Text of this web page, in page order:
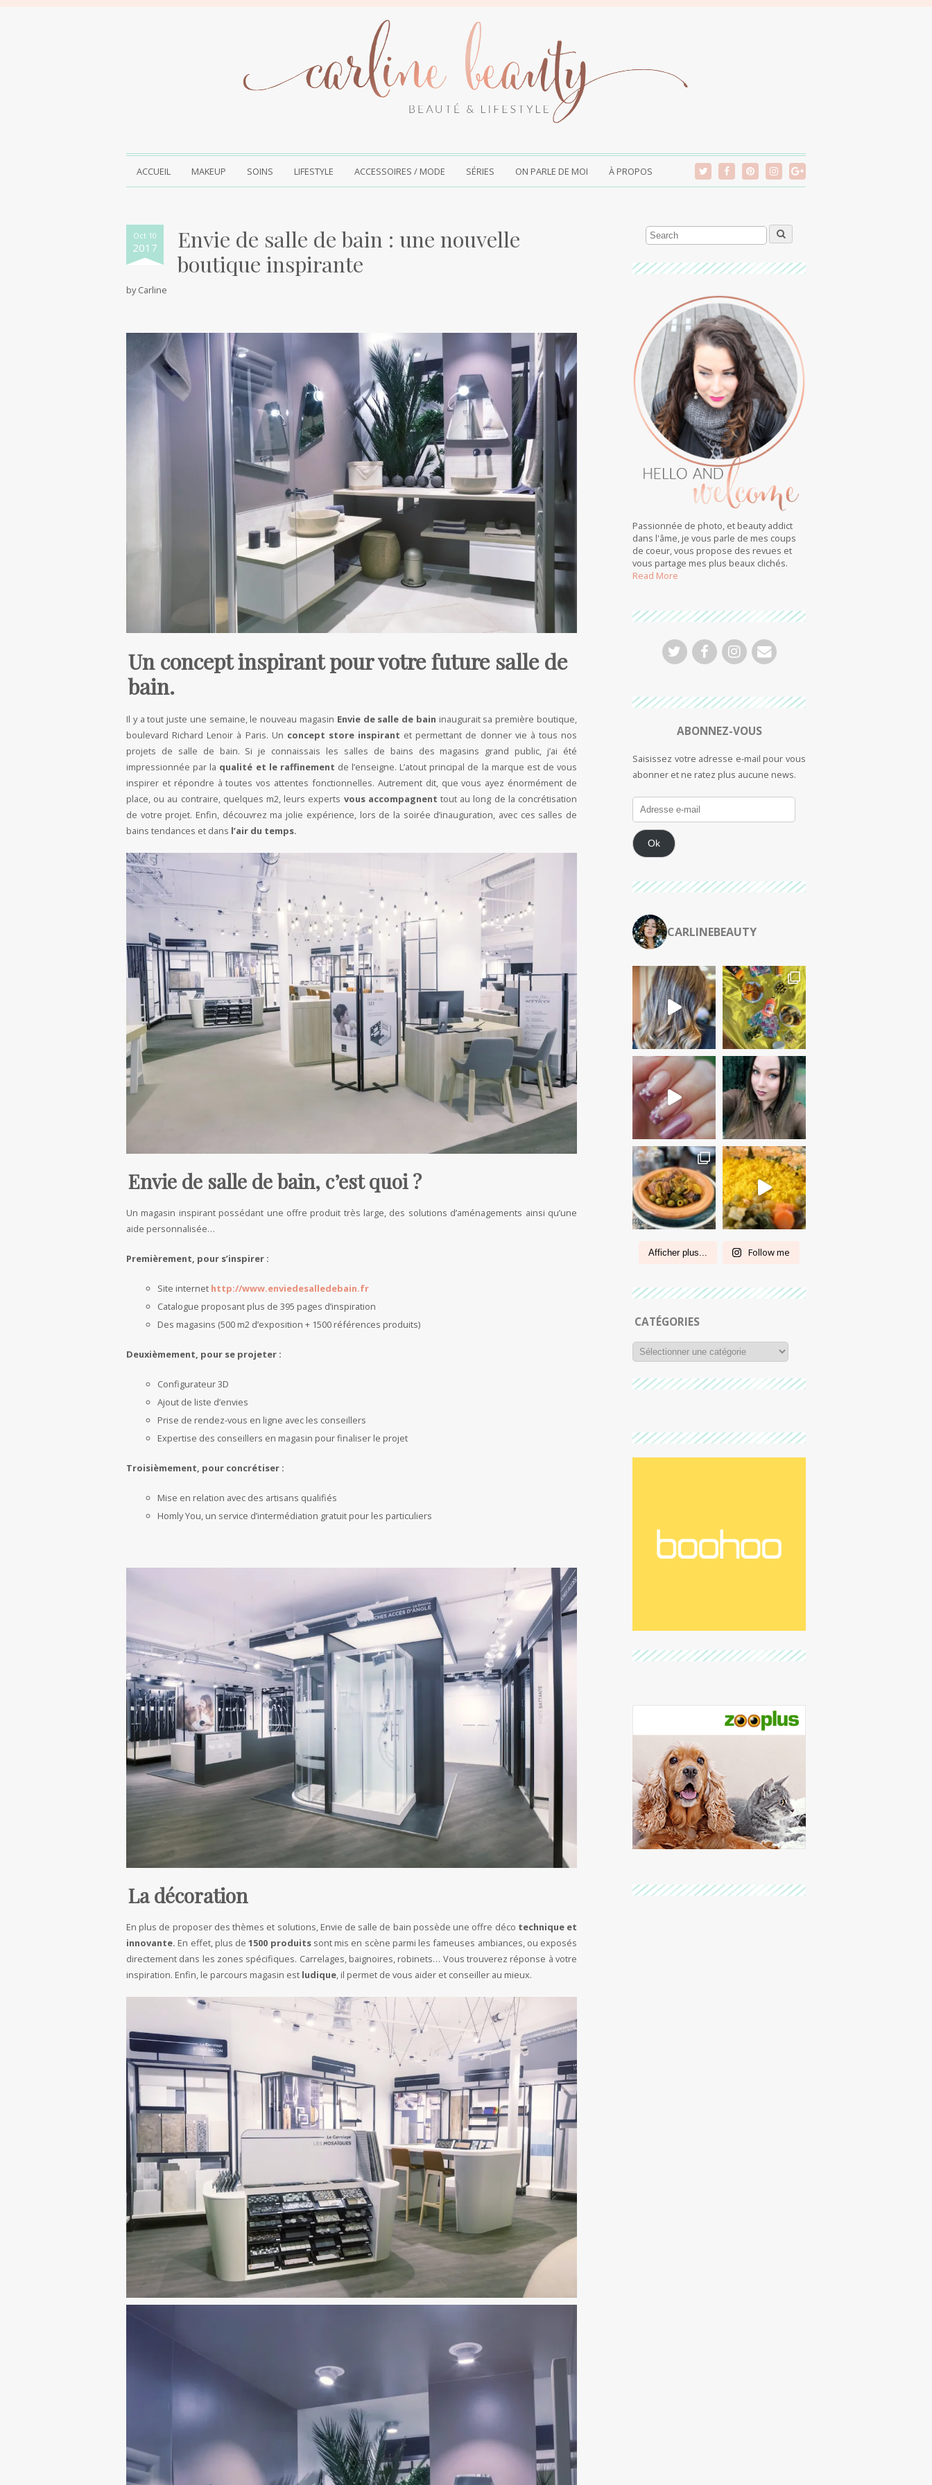
ACCUEIL MAKEUP SOINS LIFESTYLE ACCESSOIRES / MODE SÉRIES ON PARLE DE MOI À PROPOS
Oct 10
2017
Envie de salle de bain : une nouvelle
boutique inspirante
byCarline
Un concept inspirant pour votre future salle de
bain.
Il y a tout juste une semaine, le nouveau magasin Envie de salle de bain inaugurait sa première boutique,
boulevard Richard Lenoir à Paris. Un concept store inspirant et permettant de donner vie à tous nos
projets de salle de bain. Si je connaissais les salles de bains des magasins grand public, j’ai été
impressionnée par la qualité et le raffinement de l’enseigne. L’atout principal de la marque est de vous
inspirer et répondre à toutes vos attentes fonctionnelles. Autrement dit, que vous ayez énormément de
place, ou au contraire, quelques m2, leurs experts vous accompagnent tout au long de la concrétisation
de votre projet. Enfin, découvrez ma jolie expérience, lors de la soirée d’inauguration, avec ces salles de
bains tendances et dans l’air du temps.
Envie de salle de bain, c’est quoi ?
Un magasin inspirant possédant une offre produit très large, des solutions d’aménagements ainsi qu’une
aide personnalisée…
Premièrement, pour s’inspirer :
Site internet http://www.enviedesalledebain.fr
Catalogue proposant plus de 395 pages d’inspiration
Des magasins (500 m2 d’exposition + 1500 références produits)
Deuxièmement, pour se projeter :
Configurateur 3D
Ajout de liste d’envies
Prise de rendez-vous en ligne avec les conseillers
Expertise des conseillers en magasin pour finaliser le projet
Troisièmement, pour concrétiser :
Mise en relation avec des artisans qualifiés
Homly You, un service d’intermédiation gratuit pour les particuliers
La décoration
En plus de proposer des thèmes et solutions, Envie de salle de bain possède une offre déco technique et
innovante. En effet, plus de1500 produitssont mis en scène parmi les fameuses ambiances, ou exposés
directement dans les zones spécifiques. Carrelages, baignoires, robinets… Vous trouverez réponse à votre
inspiration. Enfin, le parcours magasin est ludique, il permet de vous aider et conseiller au mieux.
Passionnée de photo, et beauty addict
dans l'âme, je vous parle de mes coups
de coeur, vous propose des revues et
vous partage mes plus beaux clichés.
Read More
ABONNEZ-VOUS
Saisissez votre adresse e-mail pour vous
abonner et ne ratez plus aucune news.
Ok
CARLINEBEAUTY
Afficher plus... Follow me
CATÉGORIES